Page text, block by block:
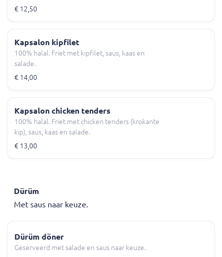
€ 12,50
Kapsalon kipfilet
100% halal. Friet met kipfilet, saus, kaas en
salade.
€ 14,00
Kapsalon chicken tenders
100% halal. Friet met chicken tenders (krokante
kip), saus, kaas en salade.
€ 13,00
Dürüm
Met saus naar keuze.
Dürüm döner
Geserveerd met salade en saus naar keuze.